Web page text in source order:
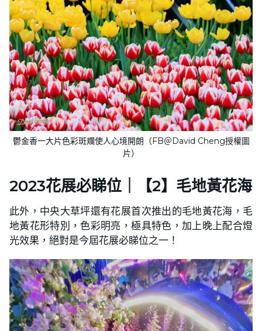
鬱金香一大片色彩斑斕使人心境開朗（FB＠David Cheng授權圖
片）
2023花展必睇位｜【2】毛地黃花海
此外，中央大草坪還有花展首次推出的毛地黃花海，毛
地黃花形特別，色彩明亮，極具特色，加上晚上配合燈
光效果，絕對是今屆花展必睇位之一！